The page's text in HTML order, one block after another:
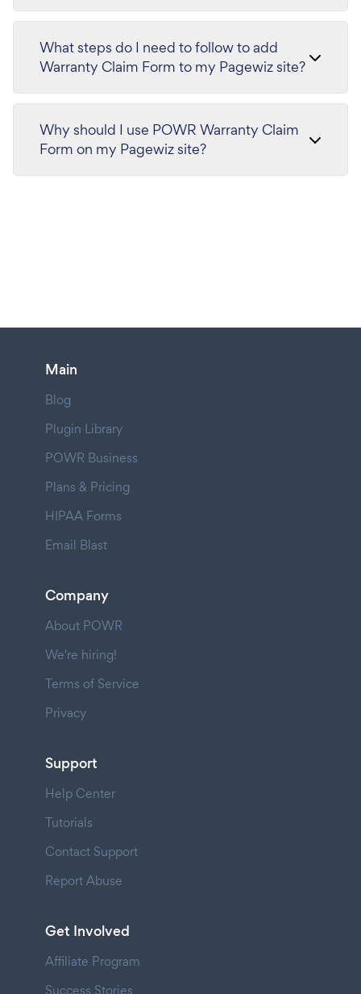
What steps do I need to follow to add
Warranty Claim Form to my Pagewiz site?
Why should I use POWR Warranty Claim
Form on my Pagewiz site?
Main
Blog
Plugin Library
POWR Business
Plans & Pricing
HIPAA Forms
Email Blast
Company
About POWR
We're hiring!
Terms of Service
Privacy
Support
Help Center
Tutorials
Contact Support
Report Abuse
Get Involved
Affiliate Program
Success Stories